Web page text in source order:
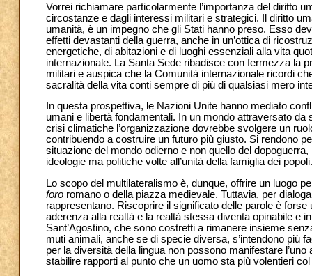
Vorrei richiamare particolarmente l’importanza del diritto
circostanze e dagli interessi militari e strategici. Il diritto
umanità, è un impegno che gli Stati hanno preso. Esso
effetti devastanti della guerra, anche in un’ottica di
energetiche, di abitazioni e di luoghi essenziali alla vita
internazionale. La Santa Sede ribadisce con fermezza la
militari e auspica che la Comunità internazionale ricordi
sacralità della vita conti sempre di più di qualsiasi mero
In questa prospettiva, le Nazioni Unite hanno mediato
umani e libertà fondamentali. In un mondo attraversato
crisi climatiche l’organizzazione dovrebbe svolgere un
contribuendo a costruire un futuro più giusto. Si rendono
situazione del mondo odierno e non quello del
ideologie ma politiche volte all’unità della famiglia dei popoli.
Lo scopo del multilateralismo è, dunque, offrire un luogo
foro romano o della piazza medievale. Tuttavia, per
rappresentano. Riscoprire il significato delle parole è
aderenza alla realtà e la realtà stessa diventa opinabile e
Sant’Agostino, che sono costretti a rimanere insieme
muti animali, anche se di specie diversa, s’intendono più
per la diversità della lingua non possono manifestare
stabilire rapporti al punto che un uomo sta più volentieri